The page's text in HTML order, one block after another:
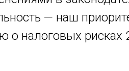
— наш
о налоговых рисках